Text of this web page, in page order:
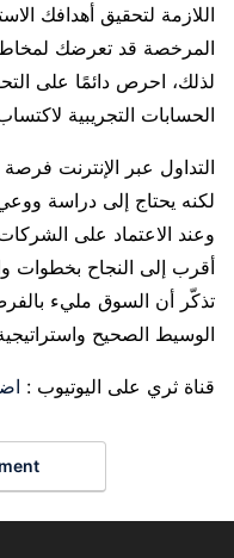
اللازمة لتحقيق أهدافك
المرخصة قد تعرضك
لذلك، احرص دائمًا على
الحسابات التجريبية
التداول عبر الإنترنت
لكنه يحتاج إلى دراسة
وعند الاعتماد على
أقرب إلى النجاح بخطوات
تذكّر أن السوق مليء
الوسيط الصحيح
قناة ثري على اليوتيوب :